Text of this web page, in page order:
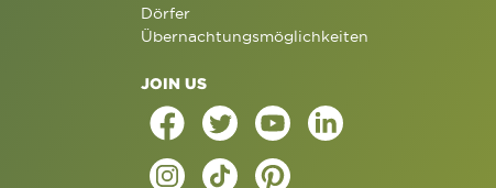
Dörfer
Übernachtungsmöglichkeiten
JOIN US